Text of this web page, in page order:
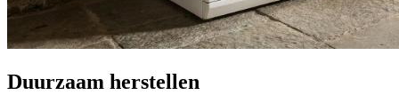
Duurzaam herstellen